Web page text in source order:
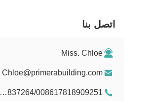
اتصل بنا
Miss. Chloe
Chloe@primerabuilding.com
008615103837264/008617818909251